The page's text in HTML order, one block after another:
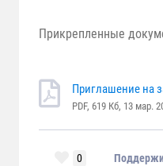
Прикрепленные
Приглашение на
PDF, 619 Кб, 13 мар.
0